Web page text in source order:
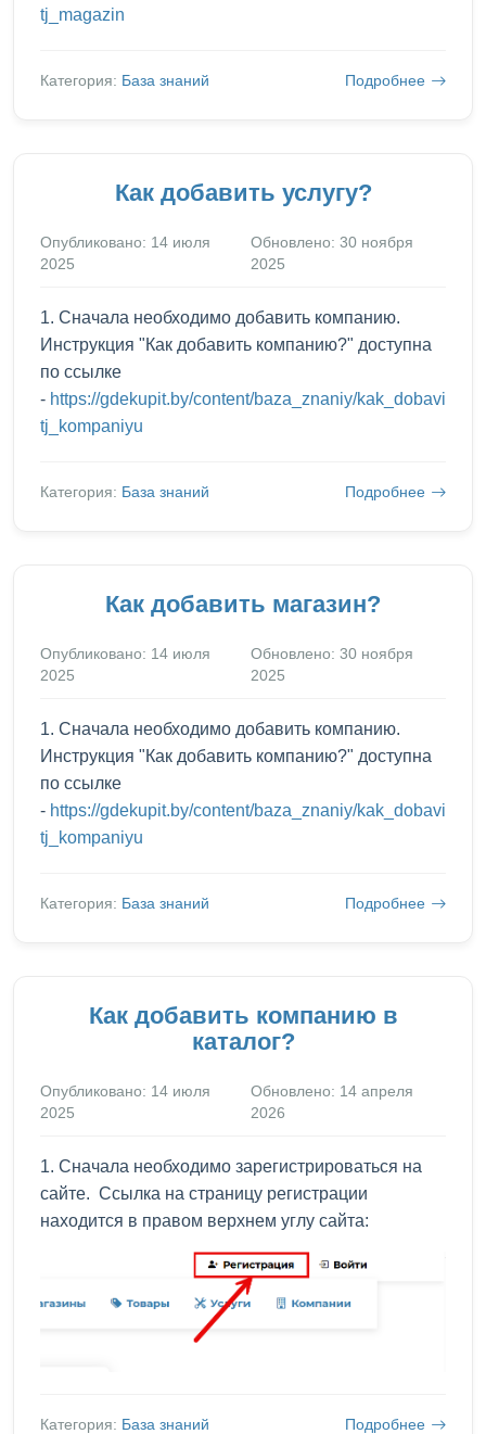
tj_magazin
Категория: База знаний Подробнее
Как добавить услугу?
Опубликовано: 14 июля
2025
Обновлено: 30 ноября
2025
1. Сначала необходимо добавить компанию.
Инструкция "Как добавить компанию?" доступна
по ссылке
- https://gdekupit.by/content/baza_znaniy/kak_dobavi
tj_kompaniyu
Категория: База знаний Подробнее
Как добавить магазин?
Опубликовано: 14 июля
2025
Обновлено: 30 ноября
2025
1. Сначала необходимо добавить компанию.
Инструкция "Как добавить компанию?" доступна
по ссылке
- https://gdekupit.by/content/baza_znaniy/kak_dobavi
tj_kompaniyu
Категория: База знаний Подробнее
Как добавить компанию в
каталог?
Опубликовано: 14 июля
2025
Обновлено: 14 апреля
2026
1. Сначала необходимо зарегистрироваться на
сайте. Ссылка на страницу регистрации
находится в правом верхнем углу сайта:
Категория: База знаний Подробнее